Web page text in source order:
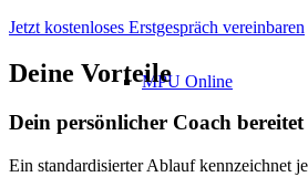
MPU Online
Jetzt kostenloses Erstgespräch vereinbaren
Deine Vorteile
Dein persönlicher Coach
Ein standardisierter Ablauf kennzeichnet